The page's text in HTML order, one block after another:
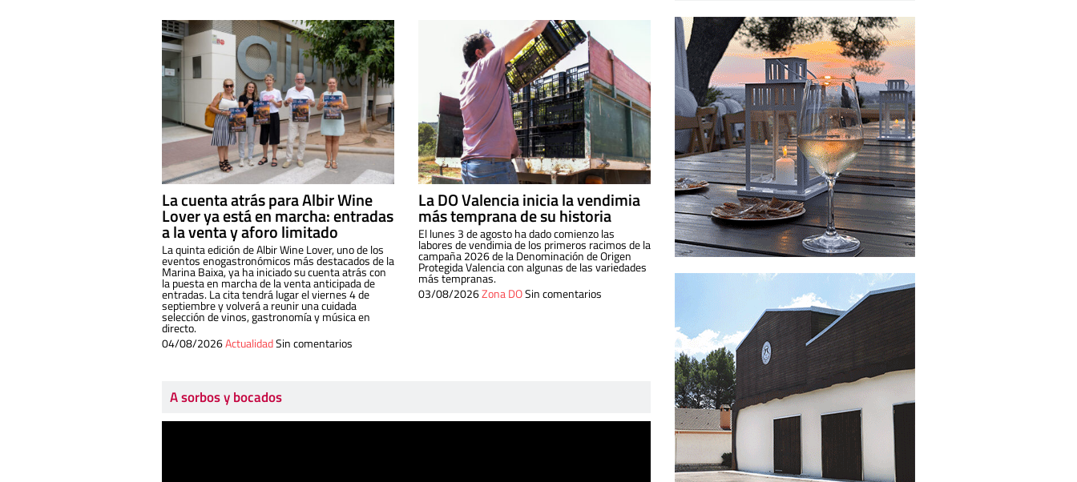
La cuenta atrás para Albir Wine
Lover ya está en marcha: entradas
a la venta y aforo limitado
La quinta edición de Albir Wine Lover, uno de los
eventos enogastronómicos más destacados de la
Marina Baixa, ya ha iniciado su cuenta atrás con
la puesta en marcha de la venta anticipada de
entradas. La cita tendrá lugar el viernes 4 de
septiembre y volverá a reunir una cuidada
selección de vinos, gastronomía y música en
directo.
04/08/2026ActualidadSin comentarios
La DO Valencia inicia la vendimia
más temprana de su historia
El lunes 3 de agosto ha dado comienzo las
labores de vendimia de los primeros racimos de la
campaña 2026 de la Denominación de Origen
Protegida Valencia con algunas de las variedades
más tempranas.
03/08/2026Zona DOSin comentarios
A sorbos y bocados